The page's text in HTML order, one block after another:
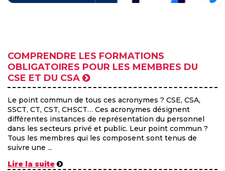
COMPRENDRE LES FORMATIONS
OBLIGATOIRES POUR LES MEMBRES DU
CSE ET DU CSA
Le point commun de tous ces acronymes ? CSE, CSA,
SSCT, CT, CST, CHSCT… Ces acronymes désignent
différentes instances de représentation du personnel
dans les secteurs privé et public. Leur point commun ?
Tous les membres qui les composent sont tenus de
suivre une ...
Lire la suite